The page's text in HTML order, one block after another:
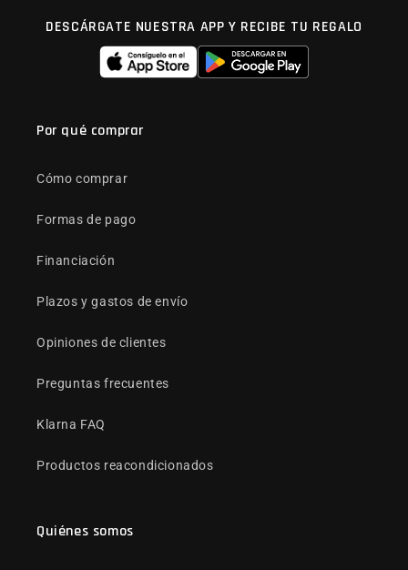
DESCÁRGATE NUESTRA APP Y RECIBE TU REGALO
Por qué comprar
Cómo comprar
Formas de pago
Financiación
Plazos y gastos de envío
Opiniones de clientes
Preguntas frecuentes
Klarna FAQ
Productos reacondicionados
Quiénes somos